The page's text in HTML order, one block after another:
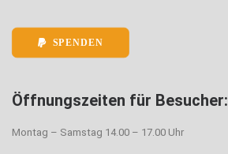
SPENDEN
Öffnungszeiten für Besucher:
Montag – Samstag 14.00 – 17.00 Uhr